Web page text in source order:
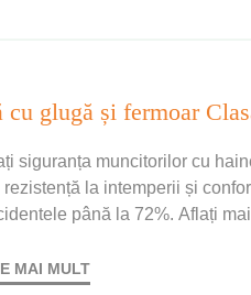
siguranța muncitorilor cu
rezistență la intemperii și
până la 72%. Aflați
MAI MULT